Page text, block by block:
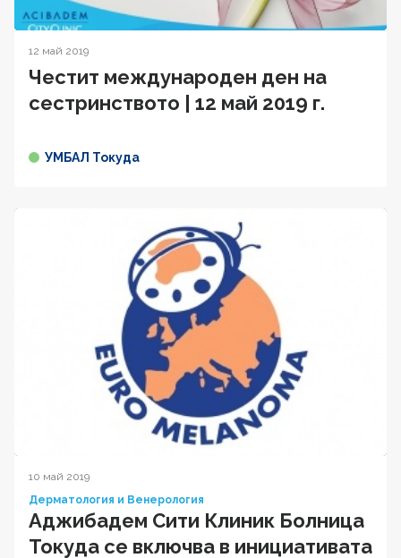
12 май 2019
Честит международен ден на
сестринството | 12 май 2019 г.
УМБАЛ Токуда
10 май 2019
Дерматология и Венерология
Аджибадем Сити Клиник Болница
Токуда се включва в инициативата